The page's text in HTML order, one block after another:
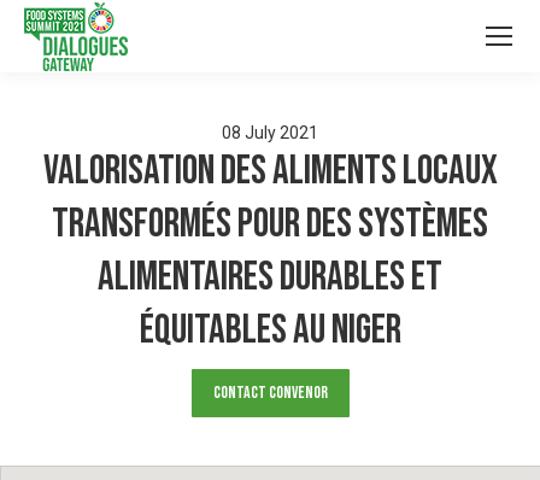
08 July 2021
Valorisation des aliments locaux
transformés pour des systèmes
alimentaires durables et
équitables au Niger
Contact Convenor